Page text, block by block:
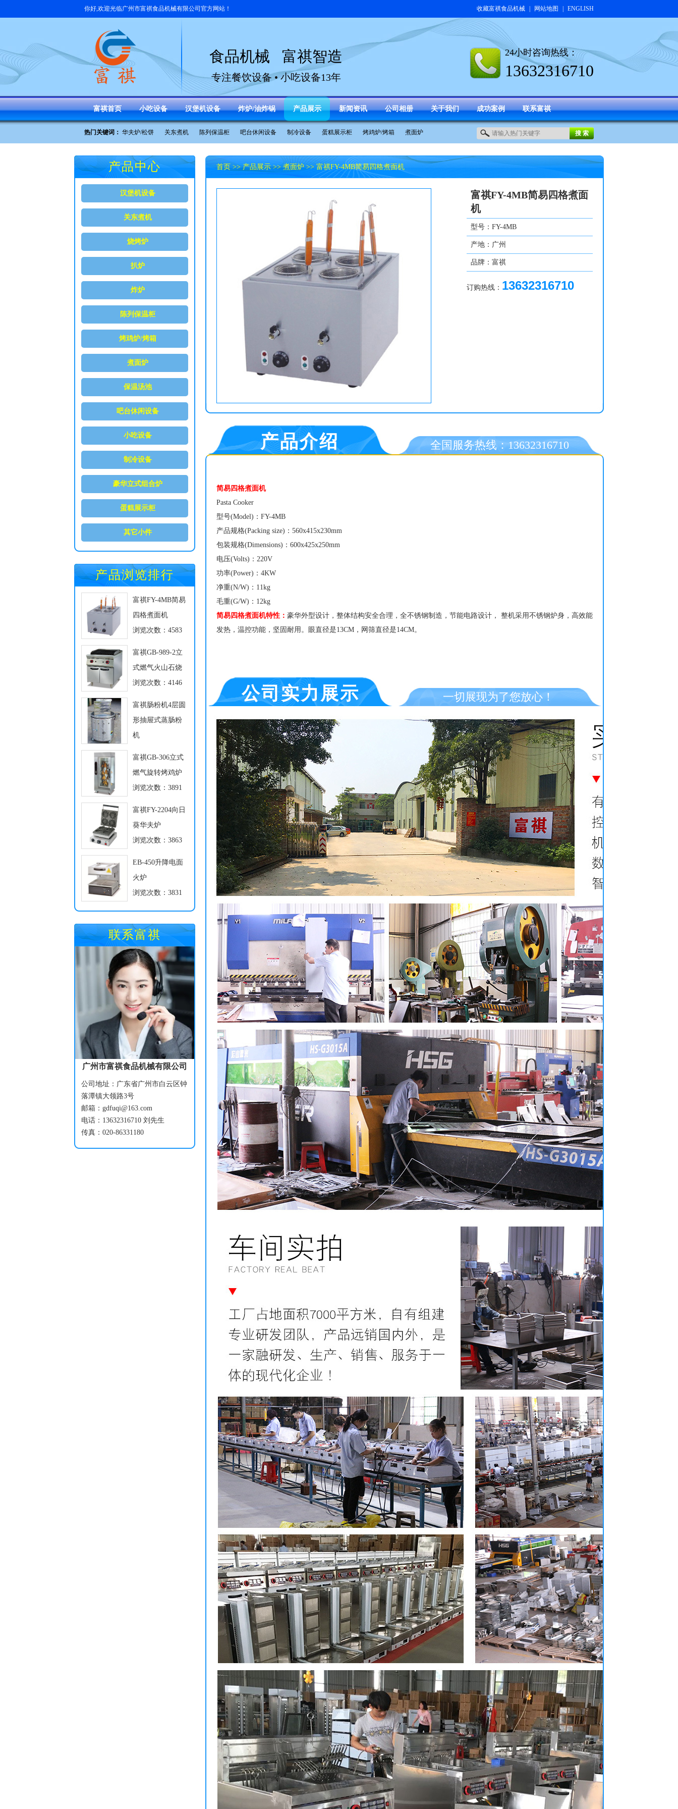
你好,欢迎光临广州市富祺食品机械有限公司 官方网站！ 收藏富祺食品机械 网站地图 ENGLISH
食品机械 富祺智造
专注餐饮设备 • 小吃设备13年
24小时咨询热线：
13632316710
富祺首页 小吃设备 汉堡机设备 炸炉/油炸锅 产品展示 新闻资讯 公司相册 关于我们 成功案例 联系富祺
热门关键词： 华夫炉/松饼 关东煮机 陈列保温柜 吧台休闲设备 制冷设备 蛋糕展示柜 烤鸡炉/烤箱 煮面炉
产品中心
汉堡机设备
关东煮机
烧烤炉
扒炉
炸炉
陈列保温柜
烤鸡炉/烤箱
煮面炉
保温汤池
吧台休闲设备
小吃设备
制冷设备
豪华立式组合炉
蛋糕展示柜
其它小件
产品浏览排行
富祺FY-4MB简易
四格煮面机
浏览次数：4583
富祺GB-989-2立
式燃气火山石烧
浏览次数：4146
富祺肠粉机4层圆
形抽屉式蒸肠粉
机
富祺GB-306立式
燃气旋转烤鸡炉
浏览次数：3891
富祺FY-2204向日
葵华夫炉
浏览次数：3863
EB-450升降电面
火炉
浏览次数：3831
联系富祺
广州市富祺食品机械有限公司
公司地址：广东省广州市白云区钟
落潭镇大领路3号
邮箱：gdfuqi@163.com
电话：13632316710 刘先生
传真：020-86331180
首页>>产品展示>>煮面炉>> 富祺FY-4MB简易四格煮面机
富祺FY-4MB简易四格煮面
机
型号：FY-4MB
产地：广州
品牌：富祺
订购热线： 13632316710
产品介绍 全国服务热线：13632316710
简易四格煮面机
Pasta Cooker
型号(Model)：FY-4MB
产品规格(Packing size)：560x415x230mm
包装规格(Dimensions)：600x425x250mm
电压(Volts)：220V
功率(Power)：4KW
净重(N/W)：11kg
毛重(G/W)：12kg
简易四格煮面机特性： 豪华外型设计，整体结构安全合理，全不锈钢制造，节能电路设计， 整机采用不锈钢炉身，高效能
发热，温控功能，坚固耐用。眼直径是13CM，网筛直径是14CM。
公司实力展示 一切展现为了您放心！